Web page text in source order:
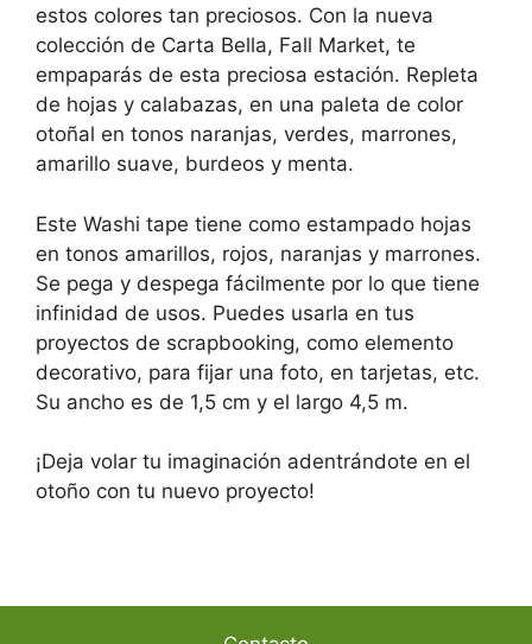
estos colores tan preciosos. Con la nueva
colección de Carta Bella, Fall Market, te
empaparás de esta preciosa estación. Repleta
de hojas y calabazas, en una paleta de color
otoñal en tonos naranjas, verdes, marrones,
amarillo suave, burdeos y menta.
Este Washi tape tiene como estampado hojas
en tonos amarillos, rojos, naranjas y marrones.
Se pega y despega fácilmente por lo que tiene
infinidad de usos. Puedes usarla en tus
proyectos de scrapbooking, como elemento
decorativo, para fijar una foto, en tarjetas, etc.
Su ancho es de 1,5 cm y el largo 4,5 m.
¡Deja volar tu imaginación adentrándote en el
otoño con tu nuevo proyecto!